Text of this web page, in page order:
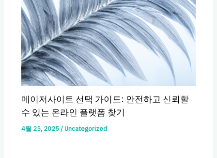
메이저사이트 선택 가이드: 안전하고 신뢰할
수 있는 온라인 플랫폼 찾기
4월 25, 2025/Uncategorized